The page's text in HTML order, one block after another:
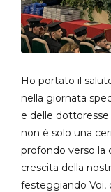
Ho portato il
nella giornata
e delle dottoresse
non è solo una
profondo verso la
crescita della
festeggiando Voi,